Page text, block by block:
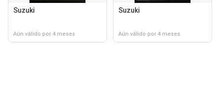
Suzuki
Aún válido por 4 meses
Suzuki
Aún válido por 4 meses